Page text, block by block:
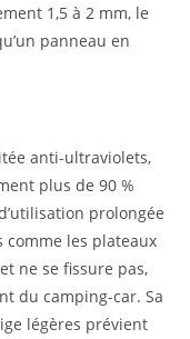
1,5 à 2 mm, le
panneau en
anti-ultraviolets,
plus de 90 %
prolongée
comme les plateaux
ne se fissure pas,
du camping-car. Sa
légères prévient